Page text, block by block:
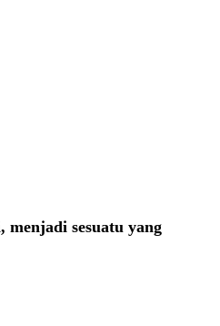
menjadi sesuatu yang